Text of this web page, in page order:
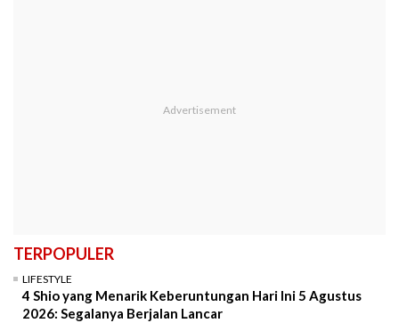
TERPOPULER
LIFESTYLE
4 Shio yang Menarik Keberuntungan Hari Ini 5 Agustus
2026: Segalanya Berjalan Lancar